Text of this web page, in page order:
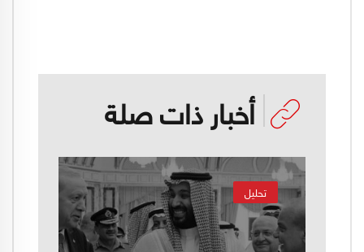
أخبار ذات صلة
تحليل